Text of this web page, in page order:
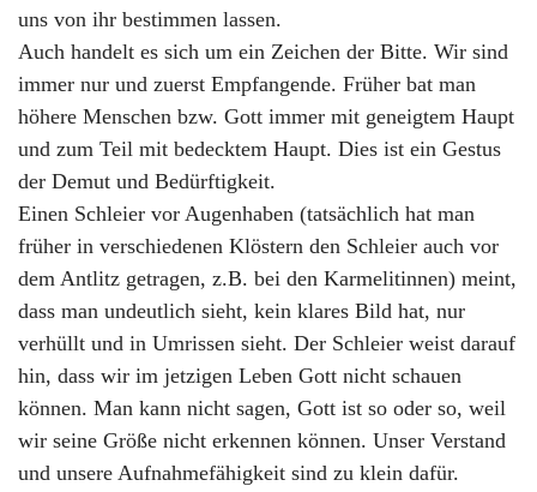
uns von ihr bestimmen lassen.
Auch handelt es sich um ein Zeichen der Bitte. Wir sind
immer nur und zuerst Empfangende. Früher bat man
höhere Menschen bzw. Gott immer mit geneigtem Haupt
und zum Teil mit bedecktem Haupt. Dies ist ein Gestus
der Demut und Bedürftigkeit.
Einen Schleier vor Augenhaben (tatsächlich hat man
früher in verschiedenen Klöstern den Schleier auch vor
dem Antlitz getragen, z.B. bei den Karmelitinnen) meint,
dass man undeutlich sieht, kein klares Bild hat, nur
verhüllt und in Umrissen sieht. Der Schleier weist darauf
hin, dass wir im jetzigen Leben Gott nicht schauen
können. Man kann nicht sagen, Gott ist so oder so, weil
wir seine Größe nicht erkennen können. Unser Verstand
und unsere Aufnahmefähigkeit sind zu klein dafür.